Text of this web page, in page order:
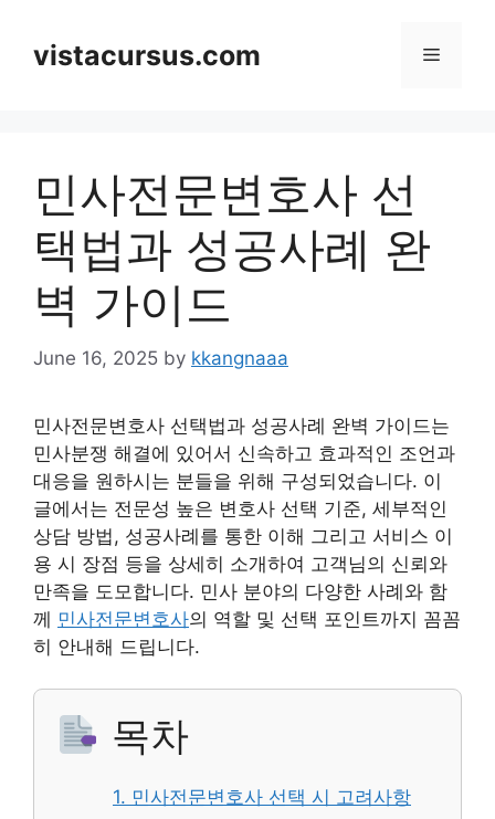
contentvistacursus.com Menu
민사전문변호사 선
택법과 성공사례 완
벽 가이드
June 16, 2025 by kkangnaaa
민사전문변호사 선택법과 성공사례 완벽 가이드는
민사분쟁 해결에 있어서 신속하고 효과적인 조언과
대응을 원하시는 분들을 위해 구성되었습니다. 이
글에서는 전문성 높은 변호사 선택 기준, 세부적인
상담 방법, 성공사례를 통한 이해 그리고 서비스 이
용 시 장점 등을 상세히 소개하여 고객님의 신뢰와
만족을 도모합니다. 민사 분야의 다양한 사례와 함
께 민사전문변호사의 역할 및 선택 포인트까지 꼼꼼
히 안내해 드립니다.
목차
1. 민사전문변호사 선택 시 고려사항